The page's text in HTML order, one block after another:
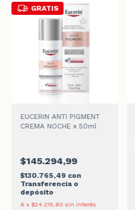
GRATIS
EUCERIN ANTI PIGMENT
CREMA NOCHE x 50ml
$145.294,99
$130.765,49 con
Transferencia o
depósito
6 x $24.215,83 sin interés